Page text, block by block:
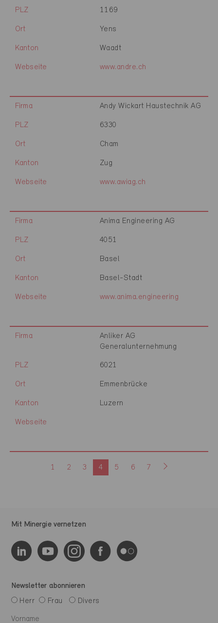
PLZ 1169
Ort Yens
Kanton Waadt
Webseite www.andre.ch
Firma Andy Wickart Haustechnik AG
PLZ 6330
Ort Cham
Kanton Zug
Webseite www.awiag.ch
Firma Anima Engineering AG
PLZ 4051
Ort Basel
Kanton Basel-Stadt
Webseite www.anima.engineering
Firma
Anliker AG
Generalunternehmung
PLZ 6021
Ort Emmenbrücke
Kanton Luzern
Webseite
1 2 3 4 5 6 7
Mit Minergie vernetzen
Newsletter abonnieren
Herr
Frau Divers